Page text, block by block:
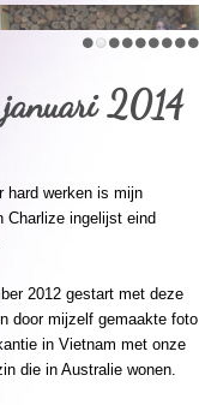
januari 2014
hard werken is mijn
Charlize ingelijst eind
2012 gestart met deze
door mijzelf gemaakte foto
in Vietnam met onze
die in Australie wonen.